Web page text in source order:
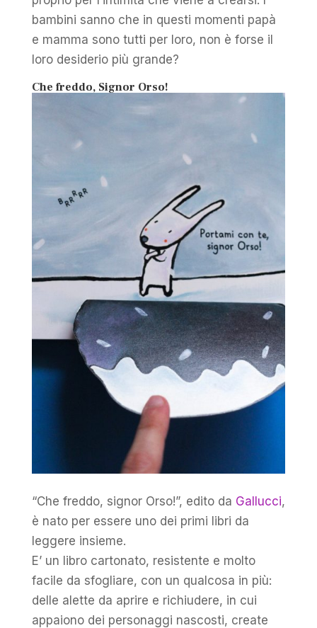
bambini sanno che in questi momenti papà
e mamma sono tutti per loro, non è forse il
loro desiderio più grande?
Che freddo, Signor Orso!
“Che freddo, signor Orso!”, edito da Gallucci,
è nato per essere uno dei primi libri da
leggere insieme.
E’ un libro cartonato, resistente e molto
facile da sfogliare, con un qualcosa in più:
delle alette da aprire e richiudere, in cui
appaiono dei personaggi nascosti, create